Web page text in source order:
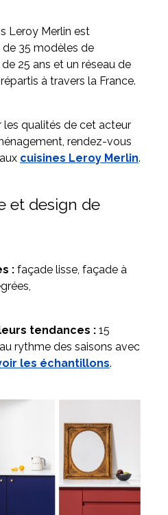
Leroy Merlin est
35 modèles de
25 ans et un réseau de
à travers la France.
les qualités de cet acteur
rendez-vous
cuisines Leroy Merlin.
et design de
: façade lisse, façade à
tendances : 15
rythme des saisons avec
les échantillons.